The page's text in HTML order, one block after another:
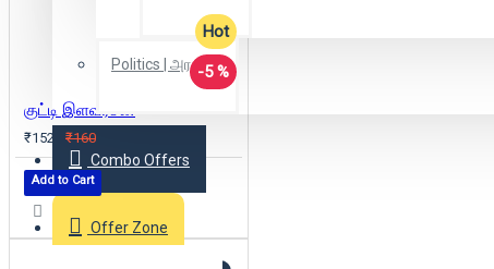
Politics | அரசியல்
Combo Offers
Offer Zone
Hot
-5 %
குட்டி இளவரசன்
₹152 ₹160
Add to Cart